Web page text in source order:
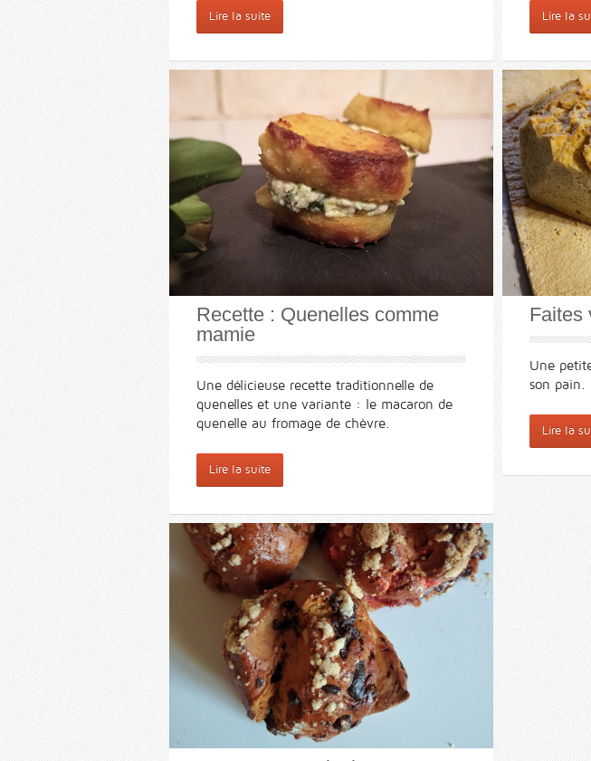
Lire la suite
Recette : Quenelles comme
mamie
Une délicieuse recette traditionnelle de
quenelles et une variante : le macaron de
quenelle au fromage de chèvre.
Lire la suite
Lire la
Faites
Une
son pain.
Lire la